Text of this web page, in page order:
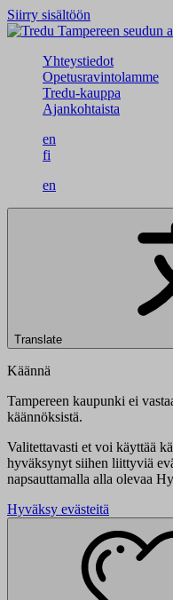
Siirry sisältöön
Yhteystiedot
Opetusravintolamme
Tredu-kauppa
Ajankohtaista
en
fi
en
Translate
Käännä
Tampereen kaupunki ei
käännöksistä.
Valitettavasti et voi käyttää
hyväksynyt siihen liittyviä
napsauttamalla alla olevaa
Hyväksy evästeitä